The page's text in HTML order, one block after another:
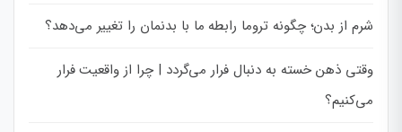
شرم از بدن؛ چگونه تروما رابطه ما با بدنمان را تغییر می‌دهد؟
وقتی ذهن خسته به دنبال فرار می‌گردد | چرا از واقعیت فرار
می‌کنیم؟